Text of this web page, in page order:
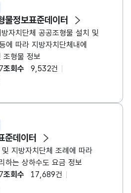
올 말 3두를 순서대로
. ※ 영천경마 시행 이후
(meet)에 4를 입력시 영천경마
니다.
물정보표준데이터
방자치단체 공공조형물 설치 및
에 따라 지방자치단체내에
조형물 정보
조회수
9,532건
준데이터
및 지방자치단체 조례에 따라
하는 상하수도 요금 정보
조회수
17,689건